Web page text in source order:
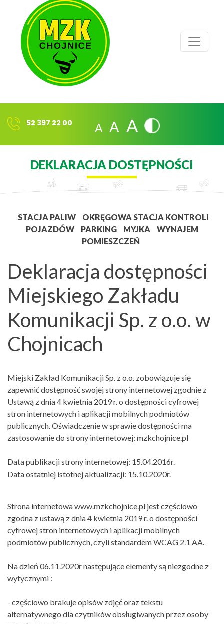
52 397 22 00
A A A
DEKLARACJA DOSTĘPNOŚCI
STACJA PALIW
OKRĘGOWA STACJA KONTROLI
POJAZDÓW
PARKING MYJKA
WYNAJEM
POMIESZCZEŃ
Deklaracja dostępności
Miejskiego Zakładu
Komunikacji Sp. z o.o. w
Chojnicach
Miejski Zakład Komunikacji Sp. z o.o. zobowiązuje się
zapewnić dostępność swojej strony internetowej zgodnie z
Ustawą z dnia 4 kwietnia 2019 r. o dostępności cyfrowej
stron internetowych i aplikacji mobilnych podmiotów
publicznych. Oświadczenie w sprawie dostępności ma
zastosowanie do strony internetowej: mzkchojnice.pl
Data publikacji strony internetowej: 15.04.2016r.
Data ostatniej istotnej aktualizacji: 15.10.2020r.
Strona internetowa www.mzkchojnice.pl jest częściowo
zgodna z ustawą z dnia 4 kwietnia 2019 r. o dostępności
cyfrowej stron internetowych i aplikacji mobilnych
podmiotów publicznych, czyli standardem WCAG 2.1 AA.
Na dzień 06.11.2020r następujące elementy są niezgodne z
wytycznymi :
- częściowo brakuje opisów zdjęć oraz tekstu
alternatywnego dla czytników obsługiwanych przez osoby